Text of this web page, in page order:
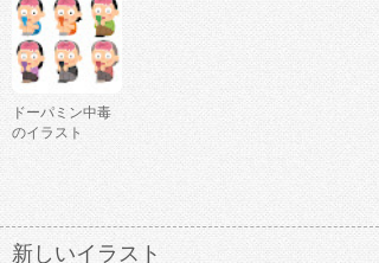
ドーパミン中毒
のイラスト
新しいイラスト